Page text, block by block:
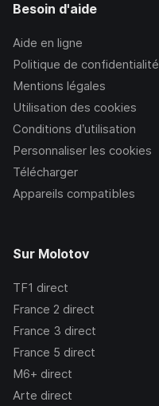
Besoin d'aide
Aide en ligne
Politique de confidentialité
Mentions légales
Utilisation des cookies
Conditions d’utilisation
Personnaliser les cookies
Télécharger
Appareils compatibles
Sur Molotov
TF1 direct
France 2 direct
France 3 direct
France 5 direct
M6+ direct
Arte direct